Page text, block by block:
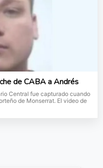
de CABA a Andrés
Central fue capturado cuando
de Monserrat. El video de